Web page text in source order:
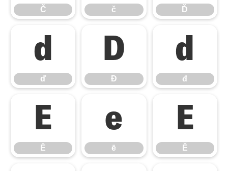
Č č Ď
ď
ď
Đ
Đ
đ
đ
Ē
Ē
ē
ē
Ĕ
Ĕ